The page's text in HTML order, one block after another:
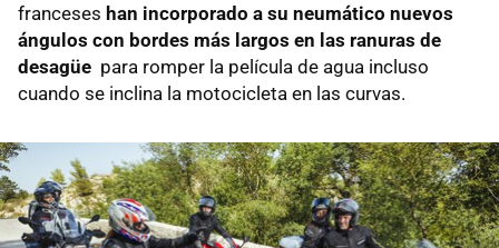
franceses han incorporado a su neumático nuevos
ángulos con bordes más largos en las ranuras de
desagüe para romper la película de agua incluso
cuando se inclina la motocicleta en las curvas.